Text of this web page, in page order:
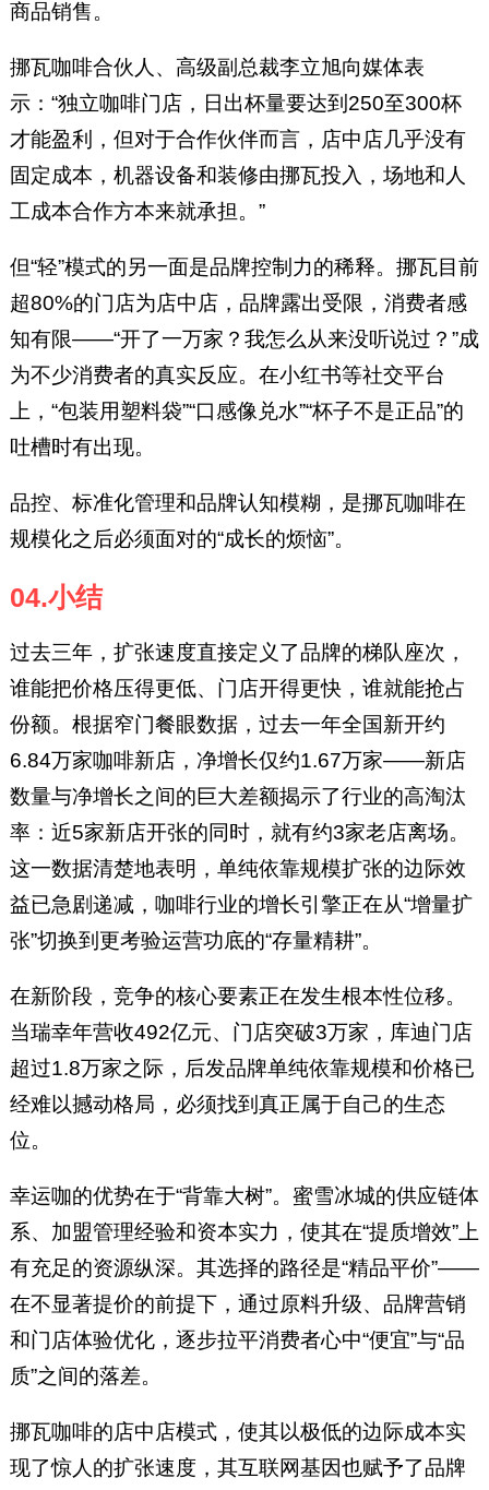
商品销售。
挪瓦咖啡合伙人、高级副总裁李立旭向媒体表
示：“独立咖啡门店，日出杯量要达到250至300杯
才能盈利，但对于合作伙伴而言，店中店几乎没有
固定成本，机器设备和装修由挪瓦投入，场地和人
工成本合作方本来就承担。”
但“轻”模式的另一面是品牌控制力的稀释。挪瓦目前
超80%的门店为店中店，品牌露出受限，消费者感
知有限——“开了一万家？我怎么从来没听说过？”成
为不少消费者的真实反应。在小红书等社交平台
上，“包装用塑料袋”“口感像兑水”“杯子不是正品”的
吐槽时有出现。
品控、标准化管理和品牌认知模糊，是挪瓦咖啡在
规模化之后必须面对的“成长的烦恼”。
04.小结
过去三年，扩张速度直接定义了品牌的梯队座次，
谁能把价格压得更低、门店开得更快，谁就能抢占
份额。根据窄门餐眼数据，过去一年全国新开约
6.84万家咖啡新店，净增长仅约1.67万家——新店
数量与净增长之间的巨大差额揭示了行业的高淘汰
率：近5家新店开张的同时，就有约3家老店离场。
这一数据清楚地表明，单纯依靠规模扩张的边际效
益已急剧递减，咖啡行业的增长引擎正在从“增量扩
张”切换到更考验运营功底的“存量精耕”。
在新阶段，竞争的核心要素正在发生根本性位移。
当瑞幸年营收492亿元、门店突破3万家，库迪门店
超过1.8万家之际，后发品牌单纯依靠规模和价格已
经难以撼动格局，必须找到真正属于自己的生态
位。
幸运咖的优势在于“背靠大树”。蜜雪冰城的供应链体
系、加盟管理经验和资本实力，使其在“提质增效”上
有充足的资源纵深。其选择的路径是“精品平价”——
在不显著提价的前提下，通过原料升级、品牌营销
和门店体验优化，逐步拉平消费者心中“便宜”与“品
质”之间的落差。
挪瓦咖啡的店中店模式，使其以极低的边际成本实
现了惊人的扩张速度，其互联网基因也赋予了品牌